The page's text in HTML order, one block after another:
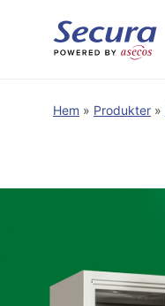
Hem » Produkter »